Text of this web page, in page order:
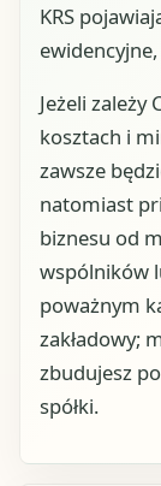
KRS
Jeżeli zależy
kosztach i
zawsze
natomiast
biznesu od
wspólników
poważnym
zakładowy;
zbudujesz
spółki.